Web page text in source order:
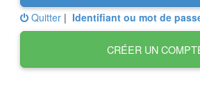
Quitter | Identifiant ou mot de
CRÉER UN